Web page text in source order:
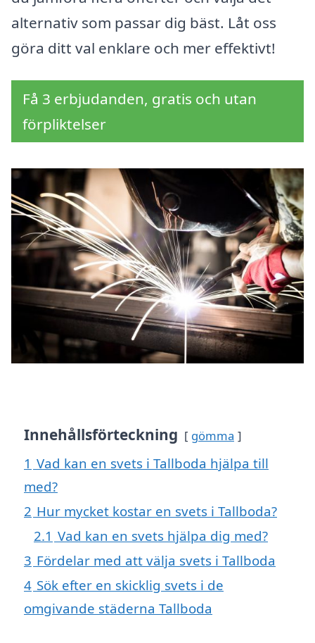
alternativ som passar dig bäst. Låt oss
göra ditt val enklare och mer effektivt!
Få 3 erbjudanden, gratis och utan
förpliktelser
Innehållsförteckning gömma
1 Vad kan en svets i Tallboda hjälpa till
med?
2 Hur mycket kostar en svets i Tallboda?
2.1 Vad kan en svets hjälpa dig med?
3 Fördelar med att välja svets i Tallboda
4 Sök efter en skicklig svets i de
omgivande städerna Tallboda